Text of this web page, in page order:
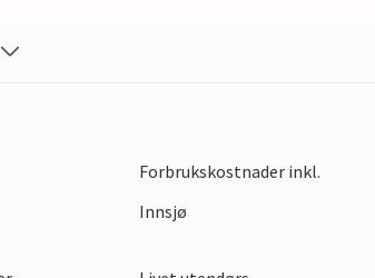
overbygde terrassen i hagen, enten du
øyeblikk under
pittoreske naturen i det kroatiske
og nyt regionale spesialiteter.
Forbrukskostnader inkl.
Innsjø